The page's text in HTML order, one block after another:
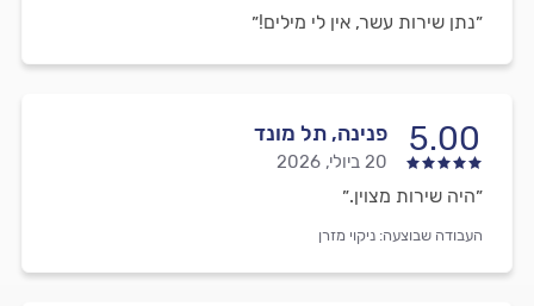
״נתן שירות עשר, אין לי מילים!״
5.00 פנינה, תל מונד
20 ביולי, 2026
״היה שירות מצוין.״
העבודה שבוצעה: ניקוי מזרן